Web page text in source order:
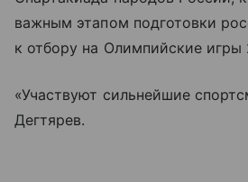
важным этапом подготовки
к отбору на Олимпийские игры
«Участвуют сильнейшие
Дегтярев.